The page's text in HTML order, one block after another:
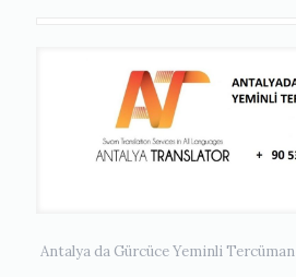
Antalya da Gürcüce Yeminli Tercüman